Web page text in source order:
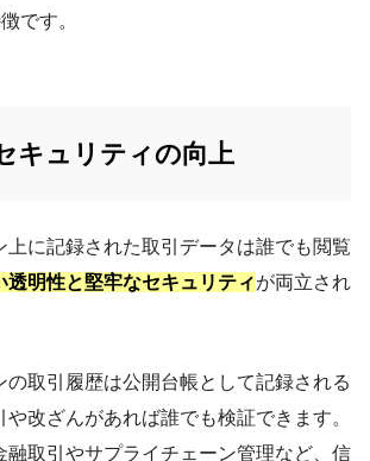
です。
キュリティの向上
上に記録された取引データは誰でも閲覧
透明性と堅牢なセキュリティが両立され
の取引履歴は公開台帳として記録される
改ざんがあれば誰でも検証できます。
融取引やサプライチェーン管理など、信